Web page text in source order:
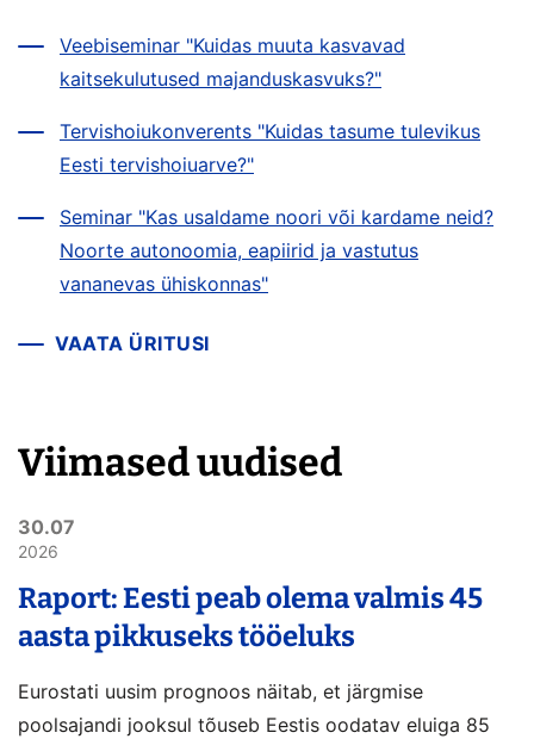
Veebiseminar "Kuidas muuta kasvavad
kaitsekulutused majanduskasvuks?"
Tervishoiukonverents "Kuidas tasume tulevikus
Eesti tervishoiuarve?"
Seminar "Kas usaldame noori või kardame neid?
Noorte autonoomia, eapiirid ja vastutus
vananevas ühiskonnas"
VAATA ÜRITUSI
Viimased uudised
30.07
2026
Raport: Eesti peab olema valmis 45
aasta pikkuseks tööeluks
Eurostati uusim prognoos näitab, et järgmise
poolsajandi jooksul tõuseb Eestis oodatav eluiga 85